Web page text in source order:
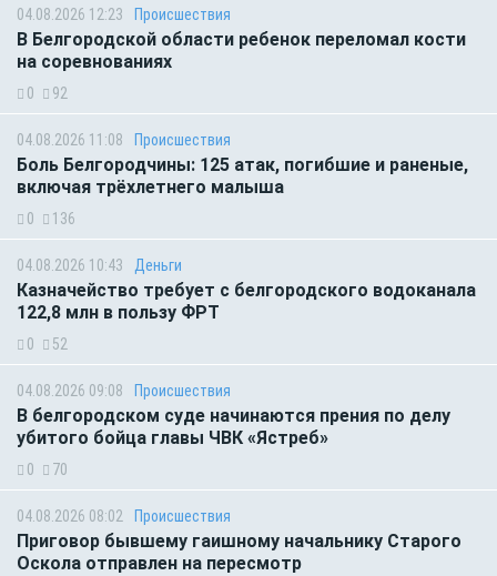
04.08.2026 12:23 Происшествия
В Белгородской области ребенок переломал кости
на соревнованиях
0 92
04.08.2026 11:08 Происшествия
Боль Белгородчины: 125 атак, погибшие и раненые,
включая трёхлетнего малыша
0 136
04.08.2026 10:43 Деньги
Казначейство требует с белгородского водоканала
122,8 млн в пользу ФРТ
0 52
04.08.2026 09:08 Происшествия
В белгородском суде начинаются прения по делу
убитого бойца главы ЧВК «Ястреб»
0 70
04.08.2026 08:02 Происшествия
Приговор бывшему гаишному начальнику Старого
Оскола отправлен на пересмотр